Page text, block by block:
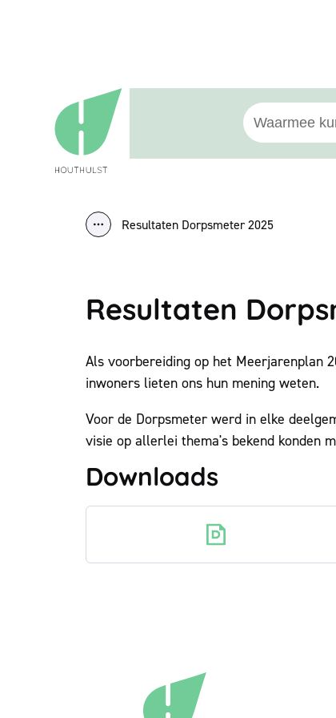
Houthulst
Waarmee
Toon alle broodkruimel items
Resultaten Dorpsmeter 2025
Resultaten
Als voorbereiding op het Meerjarenplan
inwoners lieten ons hun mening weten.
Voor de Dorpsmeter werd in elke
visie op allerlei thema's bekend konden
Downloads